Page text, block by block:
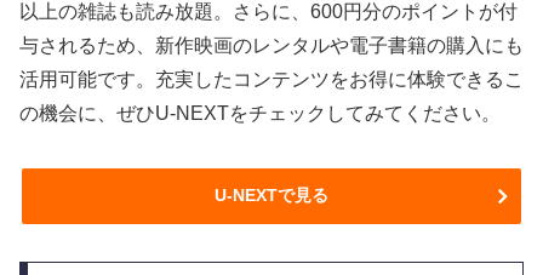
以上の雑誌も読み放題。さらに、600円分のポイントが付
与されるため、新作映画のレンタルや電子書籍の購入にも
活用可能です。充実したコンテンツをお得に体験できるこ
の機会に、ぜひU-NEXTをチェックしてみてください。
U-NEXTで見る